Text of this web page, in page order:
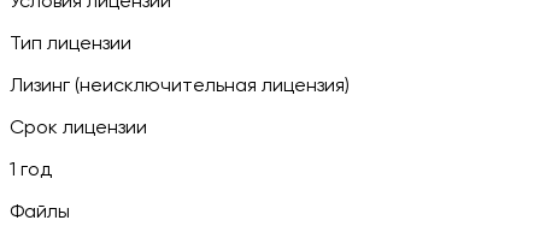
Тип лицензии
Лизинг (неисключительная лицензия)
Срок лицензии
1 год
Файлы